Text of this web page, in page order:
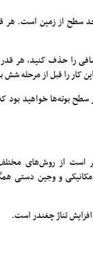
سطح از زمین است. هر
کار را قبل از مرحله
بوته‌ها خواهید بود
است از روش‌های
و وجین دستی